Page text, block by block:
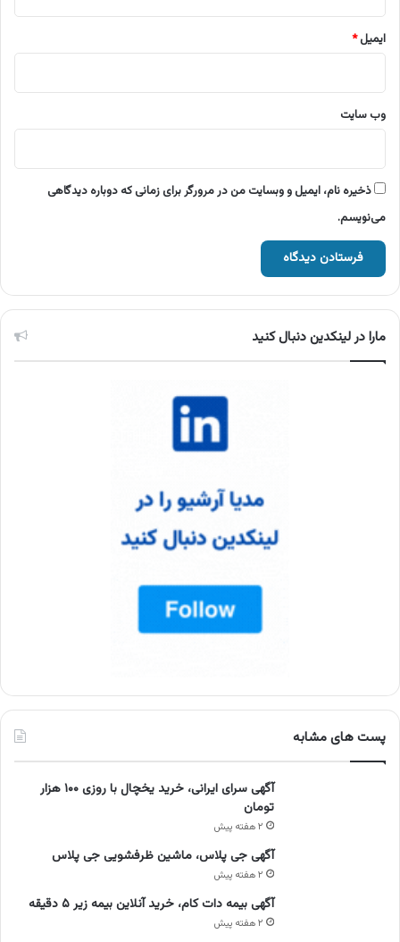
ایمیل*
وب‌ سایت
ذخیره نام، ایمیل و وبسایت من در مرورگر برای زمانی که دوباره دیدگاهی
می‌نویسم.
مارا در لینکدین دنبال کنید
پست های مشابه
آگهی سرای ایرانی، خرید یخچال با روزی ۱۰۰ هزار
تومان
۲ هفته پیش
آگهی جی پلاس، ماشین ظرفشویی جی پلاس
۲ هفته پیش
آگهی بیمه دات کام، خرید آنلاین بیمه زیر ۵ دقیقه
۲ هفته پیش